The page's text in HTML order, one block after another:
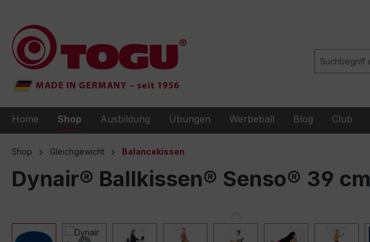
Home Shop Ausbildung Übungen Werbeball Blog Club
Shop Gleichgewicht Balancekissen
Dynair® Ballkissen® Senso® 39 cm